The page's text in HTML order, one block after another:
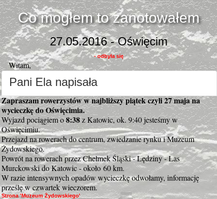
Co mogłem to zanotowałem
27.05.2016 - Oświęcim
- odbyła się
Witam,
Pani Ela napisała
Zapraszam rowerzystów w najbliższy piątek czyli 27 maja na
wycieczkę do Oświęcimia.
Wyjazd pociągiem o8:38z Katowic, ok. 9:40 jesteśmy w
Oświęcimiu.
Przejazd na rowerach do centrum, zwiedzanie rynku i Muzeum
Żydowskiego.
Powrót na rowerach przez Chełmek Śląski - Lędziny - Las
Murckowski do Katowic - około 60 km.
W razie intensywnych opadów wycieczkę odwołamy, informację
prześlę w czwartek wieczorem.
Strona 'Muzeum Żydowskiego'